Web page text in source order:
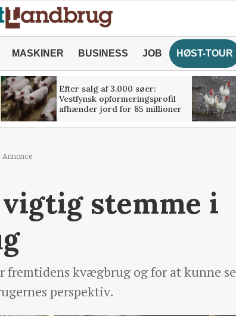
MASKINER BUSINESS JOB HØST-TOUR
Efter salg af 3.000 søer:
Vestfynsk opformeringsprofil
afhænder jord for 85 millioner
Annonce
stemme i
kvægbrug og for at kunne se
perspektiv.